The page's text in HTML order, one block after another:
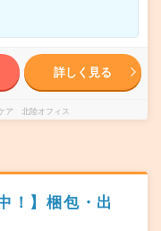
詳しく見る
ア 北陸オフィス
！】梱包・出